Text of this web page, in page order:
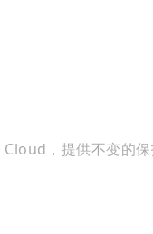
，提供不变的